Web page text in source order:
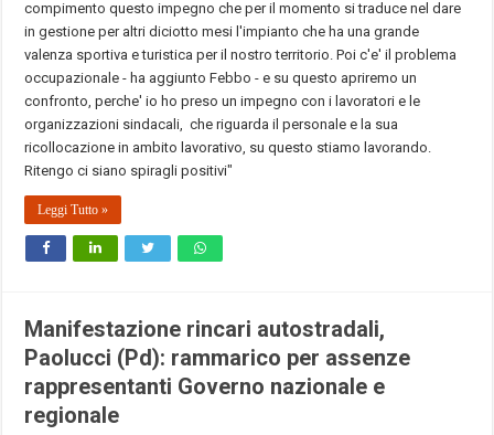
compimento questo impegno che per il momento si traduce nel dare
in gestione per altri diciotto mesi l'impianto che ha una grande
valenza sportiva e turistica per il nostro territorio. Poi c'e' il problema
occupazionale - ha aggiunto Febbo - e su questo apriremo un
confronto, perche' io ho preso un impegno con i lavoratori e le
organizzazioni sindacali, che riguarda il personale e la sua
ricollocazione in ambito lavorativo, su questo stiamo lavorando.
Ritengo ci siano spiragli positivi"
Leggi Tutto »
Manifestazione rincari autostradali,
Paolucci (Pd): rammarico per assenze
rappresentanti Governo nazionale e
regionale